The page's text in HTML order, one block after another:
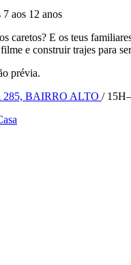
7 aos 12 anos
caretos? E os teus
e construir trajes para
prévia.
BAIRRO ALTO /